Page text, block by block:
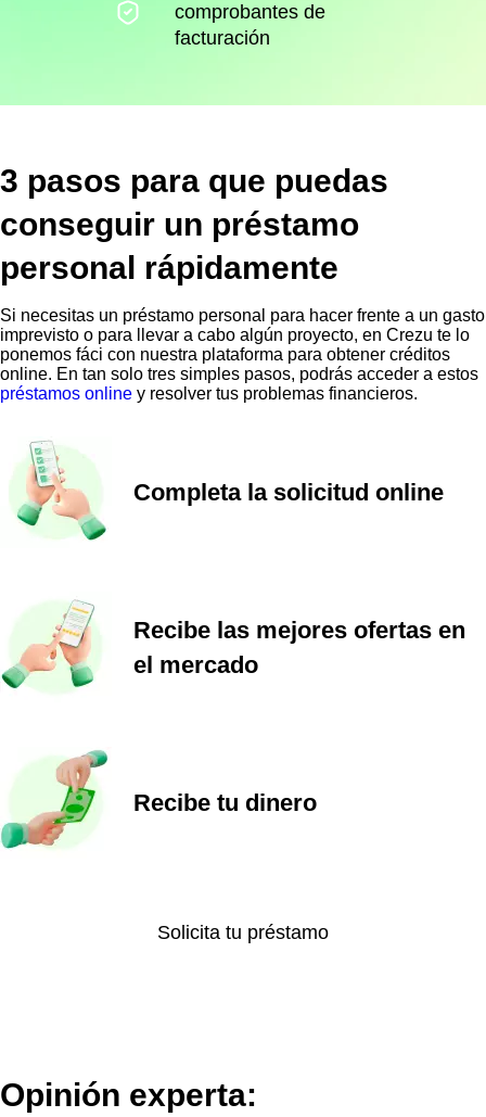
comprobantes de
facturación
3 pasos para que puedas
conseguir un préstamo
personal rápidamente
Si necesitas un préstamo personal para hacer frente a un gasto
imprevisto o para llevar a cabo algún proyecto, en Crezu te lo
ponemos fáci con nuestra plataforma para obtener créditos
online. En tan solo tres simples pasos, podrás acceder a estos
préstamos online y resolver tus problemas financieros.
Completa la solicitud online
Recibe las mejores ofertas en
el mercado
Recibe tu dinero
Solicita tu préstamo
Opinión experta: